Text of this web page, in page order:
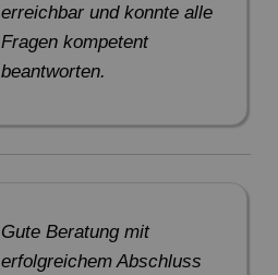
erreichbar und konnte alle
Fragen kompetent
beantworten.
Gute Beratung mit
erfolgreichem Abschluss